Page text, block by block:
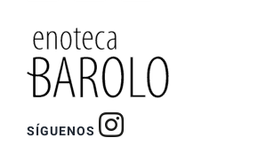
SÍGUENOS